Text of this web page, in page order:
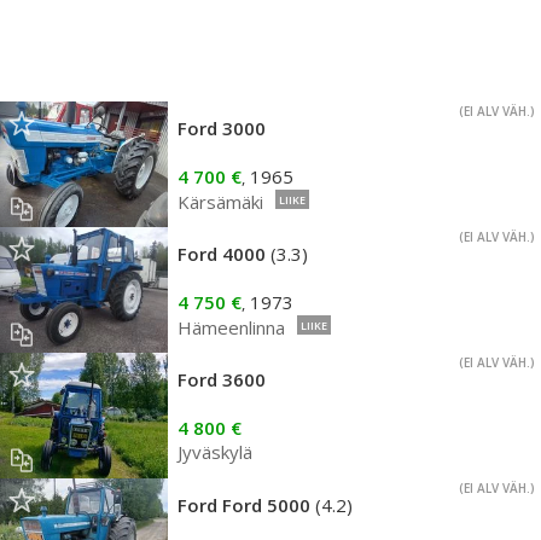
(EI ALV VÄH.)
Ford 3000
4 700 €, 1965
Kärsämäki
LIIKE
(EI ALV VÄH.)
Ford 4000 (3.3)
4 750 €, 1973
Hämeenlinna
LIIKE
(EI ALV VÄH.)
Ford 3600
4 800 €
Jyväskylä
(EI ALV VÄH.)
Ford Ford 5000 (4.2)